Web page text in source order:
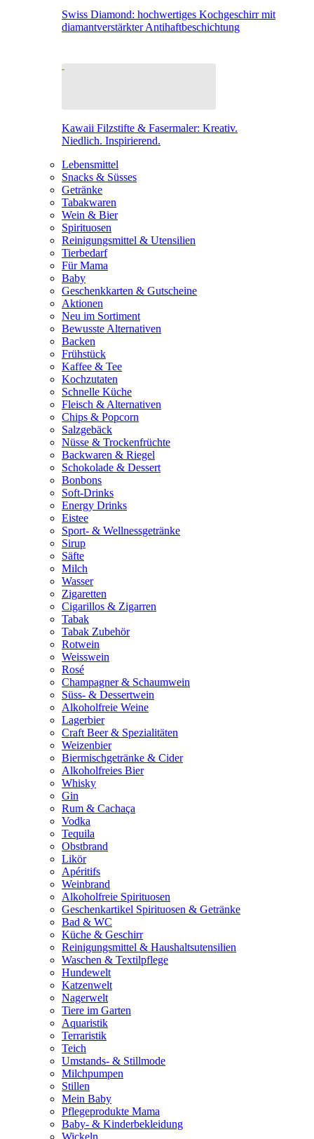
Swiss Diamond: hochwertiges Kochgeschirr mit
diamantverstärkter Antihaftbeschichtung
Kawaii Filzstifte & Fasermaler: Kreativ.
Niedlich. Inspirierend.
Lebensmittel
Snacks & Süsses
Getränke
Tabakwaren
Wein & Bier
Spirituosen
Reinigungsmittel & Utensilien
Tierbedarf
Für Mama
Baby
Geschenkkarten & Gutscheine
Aktionen
Neu im Sortiment
Bewusste Alternativen
Backen
Frühstück
Kaffee & Tee
Kochzutaten
Schnelle Küche
Fleisch & Alternativen
Chips & Popcorn
Salzgebäck
Nüsse & Trockenfrüchte
Backwaren & Riegel
Schokolade & Dessert
Bonbons
Soft-Drinks
Energy Drinks
Eistee
Sport- & Wellnessgetränke
Sirup
Säfte
Milch
Wasser
Zigaretten
Cigarillos & Zigarren
Tabak
Tabak Zubehör
Rotwein
Weisswein
Rosé
Champagner & Schaumwein
Süss- & Dessertwein
Alkoholfreie Weine
Lagerbier
Craft Beer & Spezialitäten
Weizenbier
Biermischgetränke & Cider
Alkoholfreies Bier
Whisky
Gin
Rum & Cachaça
Vodka
Tequila
Obstbrand
Likör
Apéritifs
Weinbrand
Alkoholfreie Spirituosen
Geschenkartikel Spirituosen & Getränke
Bad & WC
Küche & Geschirr
Reinigungsmittel & Haushaltsutensilien
Waschen & Textilpflege
Hundewelt
Katzenwelt
Nagerwelt
Tiere im Garten
Aquaristik
Terraristik
Teich
Umstands- & Stillmode
Milchpumpen
Stillen
Mein Baby
Pflegeprodukte Mama
Baby- & Kinderbekleidung
Wickeln